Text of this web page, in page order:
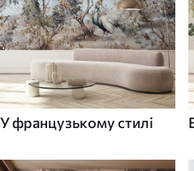
У французькому стилі